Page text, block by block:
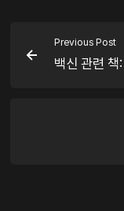
Previous Post